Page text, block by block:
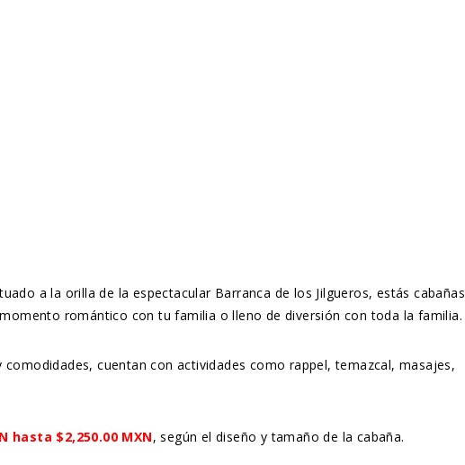
a la orilla de la espectacular Barranca de los Jilgueros, estás cabañas
romántico con tu familia o lleno de diversión con toda la familia.
cuentan con actividades como rappel, temazcal, masajes,
hasta $2,250.00 MXN, según el diseño y tamaño de la cabaña.